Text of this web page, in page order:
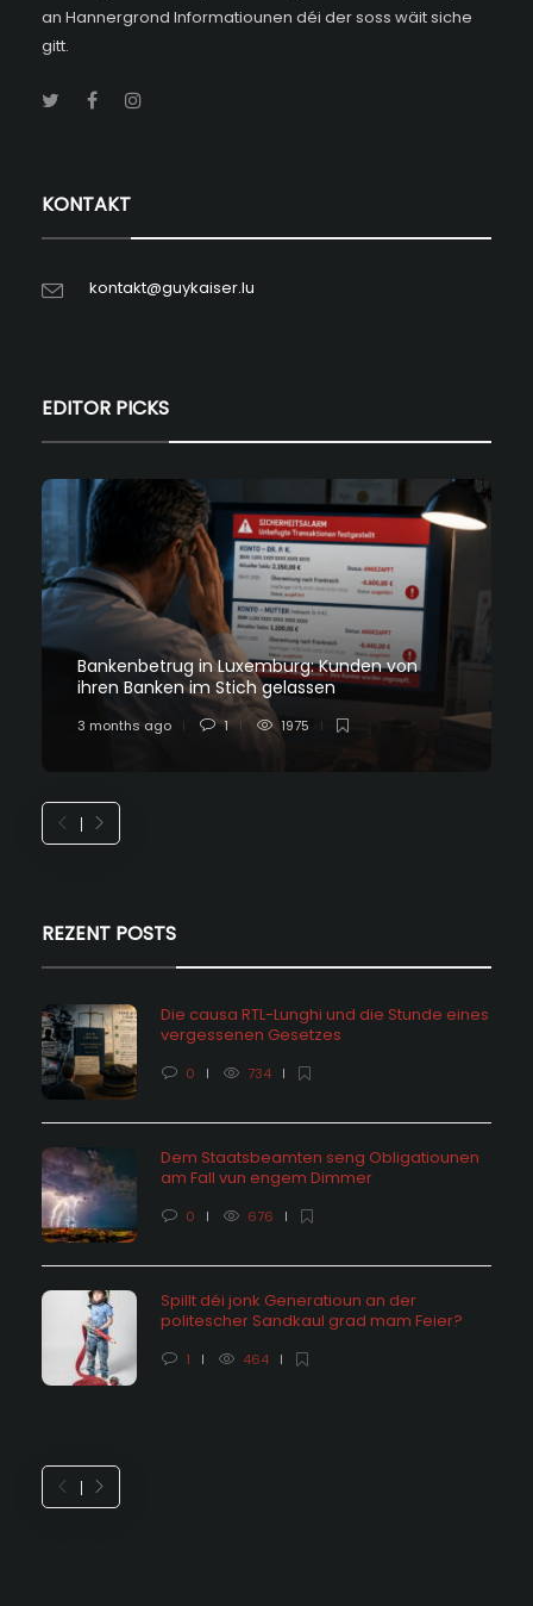
an Hannergrond Informatiounen déi der soss wäit siche
gitt.
KONTAKT
kontakt@guykaiser.lu
EDITOR PICKS
Bankenbetrug in Luxemburg: Kunden von
ihren Banken im Stich gelassen
3 months ago 1 1975
REZENT POSTS
Die causa RTL-Lunghi und die Stunde eines
vergessenen Gesetzes
0 734
Dem Staatsbeamten seng Obligatiounen
am Fall vun engem Dimmer
0 676
Spillt déi jonk Generatioun an der
politescher Sandkaul grad mam Feier?
1 464